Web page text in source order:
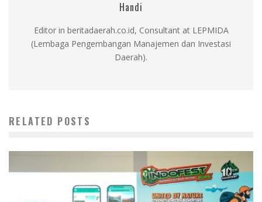
Handi
Editor in beritadaerah.co.id, Consultant at LEPMIDA
(Lembaga Pengembangan Manajemen dan Investasi
Daerah).
RELATED POSTS